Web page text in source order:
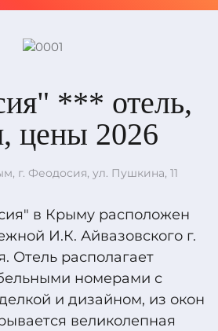
*** отель,
цены 2026
г. Феодосия, ул. Пушкина, 11
в Крыму расположен
И.К. Айвазовского г.
Отель располагает
номерами с
и дизайном, из окон
великолепная